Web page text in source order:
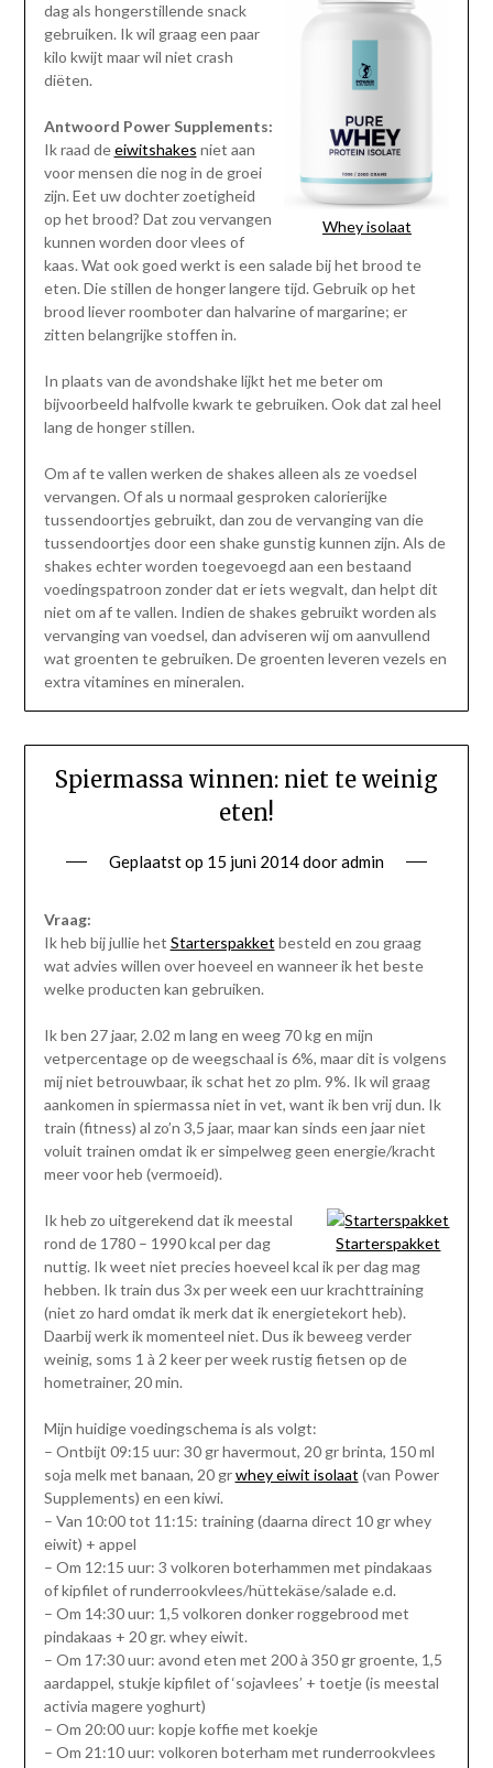
Whey isolaat
dag als hongerstillende snack
gebruiken. Ik wil graag een paar
kilo kwijt maar wil niet crash
diëten.
Antwoord Power Supplements:
Ik raad deeiwitshakes niet aan
voor mensen die nog in de groei
zijn. Eet uw dochter zoetigheid
op het brood? Dat zou vervangen
kunnen worden door vlees of
kaas. Wat ook goed werkt is een salade bij het brood te
eten. Die stillen de honger langere tijd. Gebruik op het
brood liever roomboter dan halvarine of margarine; er
zitten belangrijke stoffen in.
In plaats van de avondshake lijkt het me beter om
bijvoorbeeld halfvolle kwark te gebruiken. Ook dat zal heel
lang de honger stillen.
Om af te vallen werken de shakes alleen als ze voedsel
vervangen. Of als u normaal gesproken calorierijke
tussendoortjes gebruikt, dan zou de vervanging van die
tussendoortjes door een shake gunstig kunnen zijn. Als de
shakes echter worden toegevoegd aan een bestaand
voedingspatroon zonder dat er iets wegvalt, dan helpt dit
niet om af te vallen. Indien de shakes gebruikt worden als
vervanging van voedsel, dan adviseren wij om aanvullend
wat groenten te gebruiken. De groenten leveren vezels en
extra vitamines en mineralen.
Spiermassa winnen: niet te weinig
eten!
Geplaatst op 15 juni 2014dooradmin
Vraag:
Ik heb bij jullie het Starterspakket besteld en zou graag
wat advies willen over hoeveel en wanneer ik het beste
welke producten kan gebruiken.
Ik ben 27 jaar, 2.02 m lang en weeg 70 kg en mijn
vetpercentage op de weegschaal is 6%, maar dit is volgens
mij niet betrouwbaar, ik schat het zo plm. 9%. Ik wil graag
aankomen in spiermassa niet in vet, want ik ben vrij dun. Ik
train (fitness) al zo’n 3,5 jaar, maar kan sinds een jaar niet
voluit trainen omdat ik er simpelweg geen energie/kracht
meer voor heb (vermoeid).
Starterspakket
Ik heb zo uitgerekend dat ik meestal
rond de 1780 – 1990 kcal per dag
nuttig. Ik weet niet precies hoeveel kcal ik per dag mag
hebben. Ik train dus 3x per week een uur krachttraining
(niet zo hard omdat ik merk dat ik energietekort heb).
Daarbij werk ik momenteel niet. Dus ik beweeg verder
weinig, soms 1 à 2 keer per week rustig fietsen op de
hometrainer, 20 min.
Mijn huidige voedingschema is als volgt:
– Ontbijt 09:15 uur: 30 gr havermout, 20 gr brinta, 150 ml
soja melk met banaan, 20 grwhey eiwit isolaat (van Power
Supplements) en een kiwi.
– Van 10:00 tot 11:15: training (daarna direct 10 gr whey
eiwit) + appel
– Om 12:15 uur: 3 volkoren boterhammen met pindakaas
of kipfilet of runderrookvlees/hüttekäse/salade e.d.
– Om 14:30 uur: 1,5 volkoren donker roggebrood met
pindakaas + 20 gr. whey eiwit.
– Om 17:30 uur: avond eten met 200 à 350 gr groente, 1,5
aardappel, stukje kipfilet of ‘sojavlees’ + toetje (is meestal
activia magere yoghurt)
– Om 20:00 uur: kopje koffie met koekje
– Om 21:10 uur: volkoren boterham met runderrookvlees